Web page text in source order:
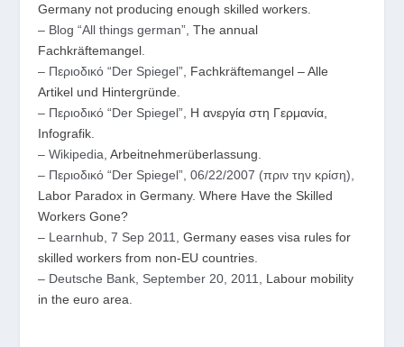
Germany not producing enough skilled workers
– Blog “All things german”,The annual
Fachkräftemangel
– Περιοδικό “Der Spiegel”, Fachkräftemangel – Alle
Artikel und Hintergründe
– Περιοδικό “Der Spiegel”, Η ανεργία στη Γερμανία,
Infografik
– Wikipedia,Arbeitnehmerüberlassung
– Περιοδικό “Der Spiegel”, 06/22/2007 (πριν την κρίση),
Labor Paradox in Germany. Where Have the Skilled
Workers Gone?
– Learnhub, 7 Sep 2011,Germany eases visa rules for
skilled workers from non-EU countries
– Deutsche Bank, September 20, 2011, Labour mobility
in the euro area